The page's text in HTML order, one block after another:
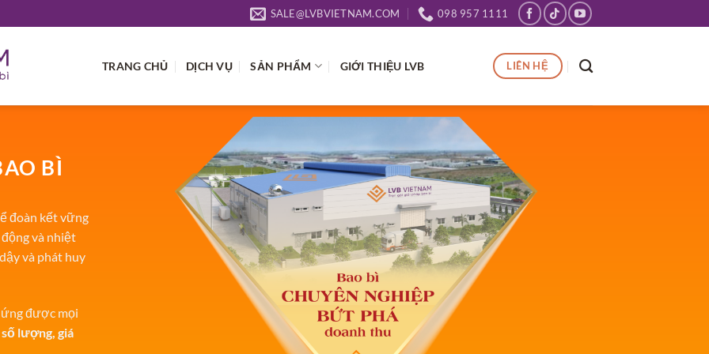
SALE@LVBVIETNAM.COM 098 957 1111
TRANG CHỦ DỊCH VỤ SẢN PHẨM GIỚI THIỆU LVB LIÊN HỆ
BÌ
đoàn kết vững
và nhiệt
và phát huy
ứng được mọi
lượng, giá